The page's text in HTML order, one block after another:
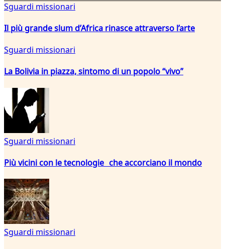
Sguardi missionari
Il più grande slum d’Africa rinasce attraverso l’arte
Sguardi missionari
La Bolivia in piazza, sintomo di un popolo “vivo”
Sguardi missionari
Più vicini con le tecnologie che accorciano il mondo
Sguardi missionari